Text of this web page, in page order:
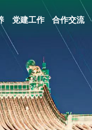
党建工作 合作交流